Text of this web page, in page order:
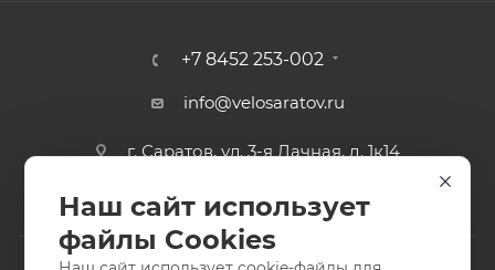
+7 8452 253-002
info@velosaratov.ru
г. Саратов, ул. 3-я Дачная, д. 1к14
Наш сайт использует
файлы Cookies